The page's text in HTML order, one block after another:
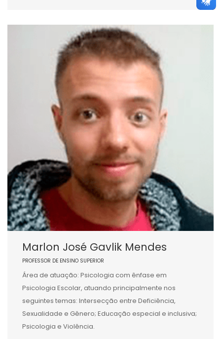
Marlon José Gavlik Mendes
PROFESSOR DE ENSINO SUPERIOR
Área de atuação: Psicologia com ênfase em
Psicologia Escolar, atuando principalmente nos
seguintes temas: Intersecção entre Deficiência,
Sexualidade e Gênero; Educação especial e inclusiva;
Psicologia e Violência.